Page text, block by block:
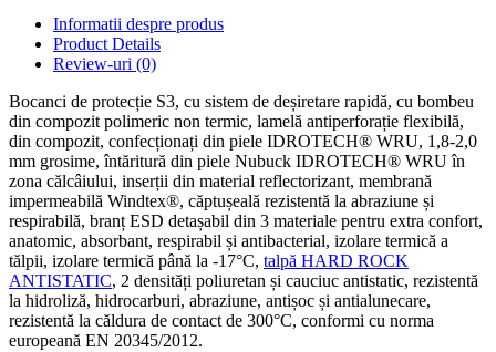
Informatii despre produs
Product Details
Review-uri (0)
Bocanci de protecție S3, cu sistem de deșiretare rapidă, cu bombeu
din compozit polimeric non termic, lamelă antiperforație flexibilă,
din compozit, confecționați din piele IDROTECH® WRU, 1,8-2,0
mm grosime, întăritură din piele Nubuck IDROTECH® WRU în
zona călcâiului, inserții din material reflectorizant, membrană
impermeabilă Windtex®, căptușeală rezistentă la abraziune și
respirabilă, branț ESD detașabil din 3 materiale pentru extra confort,
anatomic, absorbant, respirabil și antibacterial, izolare termică a
tălpii, izolare termică până la -17°C, talpă HARD ROCK
ANTISTATIC, 2 densități poliuretan și cauciuc antistatic, rezistentă
la hidroliză, hidrocarburi, abraziune, antișoc și antialunecare,
rezistentă la căldura de contact de 300°C, conformi cu norma
europeană EN 20345/2012.